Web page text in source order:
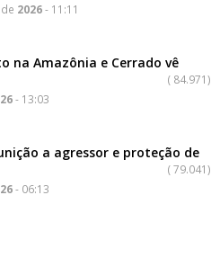
2026- 11:11
na Amazônia e Cerrado vê
( 84.971)
- 13:03
a agressor e proteção de
(79.041)
- 06:13